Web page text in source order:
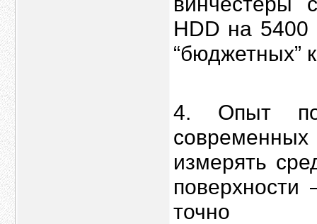
HDD на
“бюджетных”
4. Опыт
измерять
поверхности
точно